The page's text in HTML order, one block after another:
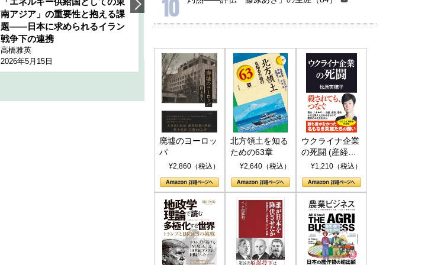
南アジア」の重要性と抱える課
題――日本に求められるイラン
戦争下の連携
高橋雅英
2026年5月15日
1905年体制」における日米韓安
全保障協力の意味
2026年5月15日
行き着くリスク
2026年5月14日
10
廃墟のヨーロッ
パ
¥2,860（税込）
北方領土を知る
ための63章
¥2,640（税込）
ウクライナ企業
の死闘 (産経セ
レクト S 039)
¥1,210（税込）